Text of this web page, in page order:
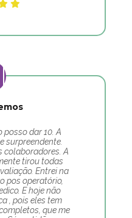
posso dar 10. A
surpreendente.
colaboradores. A
tirou todas
Entrei na
pos operatório,
E hoje não
, pois eles tem
que me